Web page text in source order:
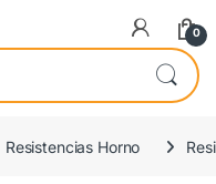
0
Resistencias Horno